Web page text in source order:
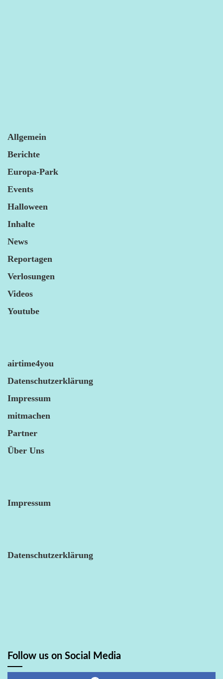
Allgemein
Berichte
Europa-Park
Events
Halloween
Inhalte
News
Reportagen
Verlosungen
Videos
Youtube
airtime4you
Datenschutzerklärung
Impressum
mitmachen
Partner
Über Uns
Impressum
Datenschutzerklärung
Follow us on Social Media